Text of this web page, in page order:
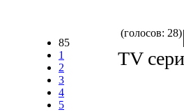
85
1
2
3
4
5
(голосов: 28)
TV